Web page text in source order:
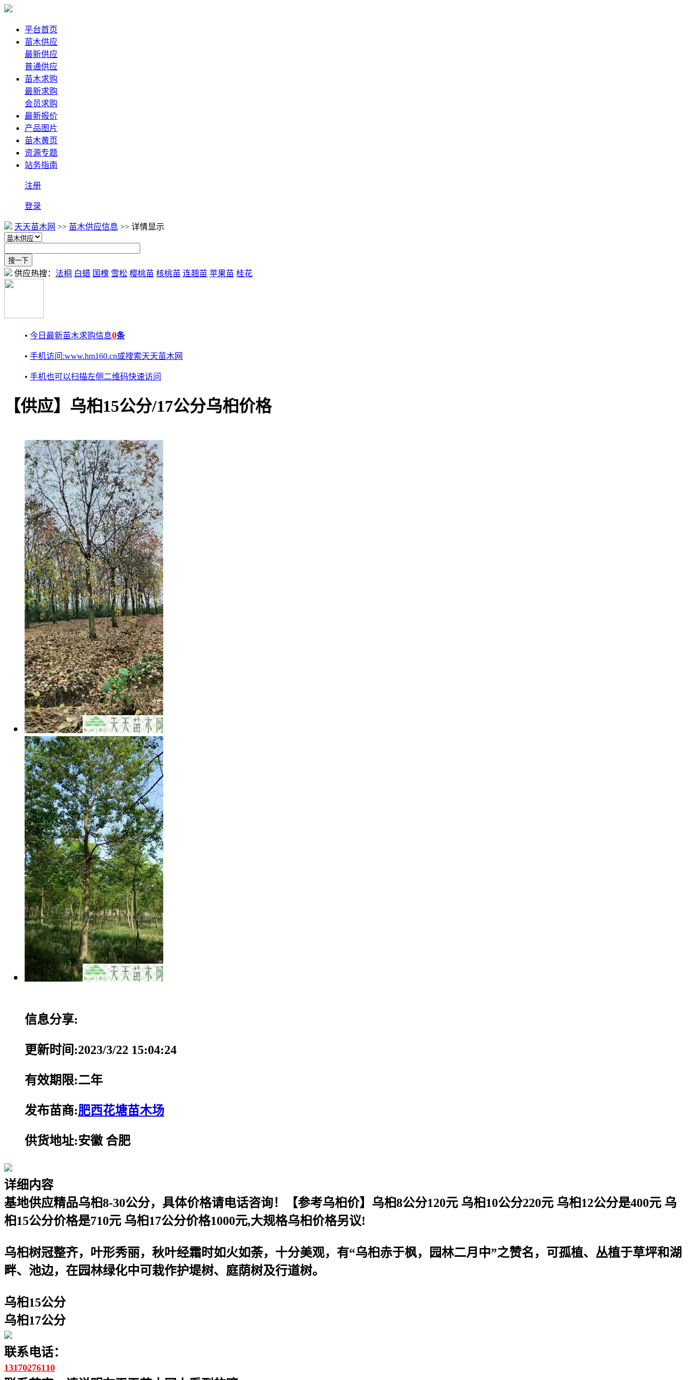
平台首页
苗木供应
最新供应
普通供应
苗木求购
最新求购
会员求购
最新报价
产品图片
苗木黄页
资源专题
站务指南
注册
登录
天天苗木网 >> 苗木供应信息 >> 详情显示
供应热搜： 法桐 白蜡 国槐 雪松 樱桃苗 核桃苗 连翘苗 苹果苗 桂花
• 今日最新苗木求购信息0条
• 手机访问:www.hm160.cn或搜索天天苗木网
• 手机也可以扫描左侧二维码快速访问
【供应】乌桕15公分/17公分乌桕价格
信息分享:
更新时间:2023/3/22 15:04:24
有效期限:二年
发布苗商:肥西花塘苗木场
供货地址:安徽 合肥
详细内容
基地供应精品乌桕8-30公分，具体价格请电话咨询！【参考乌桕价】乌桕8公分120元 乌桕10公分220元 乌桕12公分是400元 乌
桕15公分价格是710元 乌桕17公分价格1000元,大规格乌桕价格另议!
乌桕树冠整齐，叶形秀丽，秋叶经霜时如火如荼，十分美观，有“乌桕赤于枫，园林二月中”之赞名，可孤植、丛植于草坪和湖
畔、池边，在园林绿化中可栽作护堤树、庭荫树及行道树。
乌桕15公分
乌桕17公分
联系电话：
13170276110